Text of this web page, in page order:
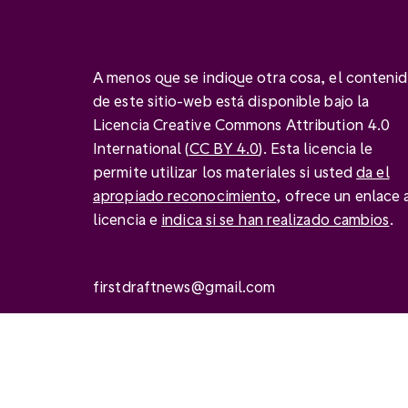
A menos que se indique otra cosa, el
de este sitio-web está disponible bajo la
Licencia Creative Commons Attribution 4.0
International (CC BY 4.0). Esta licencia le
permite utilizar los materiales si ustedda el
apropiado reconocimiento, ofrece un enlace
licencia e indica si se han realizado cambios.
firstdraftnews@gmail.com